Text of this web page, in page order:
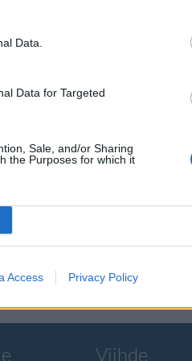
Data.
Data for Targeted
Sale, and/or Sharing
the Purposes for which it
Access Privacy Policy
Viihde